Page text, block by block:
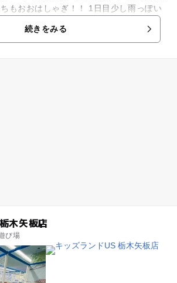
しゃぎ！！ 1日目少し雨っぽい
も借りられたので、思いっきり遊べた
のかくれんぼや鬼ごっこも大人の方が楽し
続きをみる
木矢板店
び場